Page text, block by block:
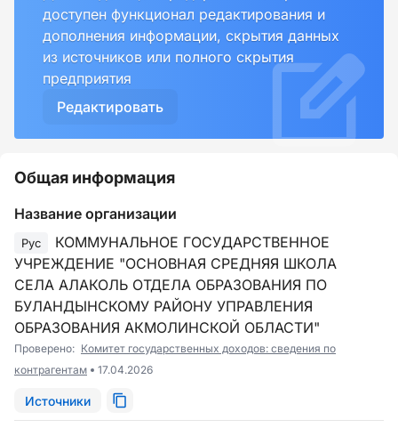
доступен функционал редактирования и
дополнения информации, скрытия данных
из источников или полного скрытия
предприятия
Редактировать
Общая информация
Название организации
Рус
КОММУНАЛЬНОЕ ГОСУДАРСТВЕННОЕ
УЧРЕЖДЕНИЕ "ОСНОВНАЯ СРЕДНЯЯ ШКОЛА
СЕЛА АЛАКОЛЬ ОТДЕЛА ОБРАЗОВАНИЯ ПО
БУЛАНДЫНСКОМУ РАЙОНУ УПРАВЛЕНИЯ
ОБРАЗОВАНИЯ АКМОЛИНСКОЙ ОБЛАСТИ"
Проверено: Комитет государственных доходов: сведения по
контрагентам
17.04.2026
Источники